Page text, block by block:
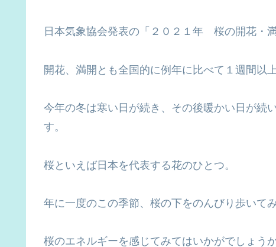
日本気象協会発表の「２０２１年 桜の開花・
開花、満開とも全国的に例年に比べて１週間以
今年の冬は寒い日が続き、その後暖かい日が続
す。
桜といえば日本を代表する花のひとつ。
年に一度のこの季節、桜の下をのんびり歩いて
桜のエネルギーを感じてみてはいかがでしょうか